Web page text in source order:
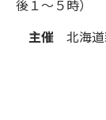
後１～５時）
主催 北海道